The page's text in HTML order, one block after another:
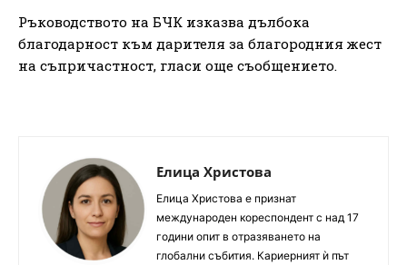
Ръководството на БЧК изказва дълбока
благодарност към дарителя за благородния жест
на съпричастност, гласи още съобщението.
Елица Христова
Елица Христова е признат
международен кореспондент с над 17
години опит в отразяването на
глобални събития. Кариерният ѝ път